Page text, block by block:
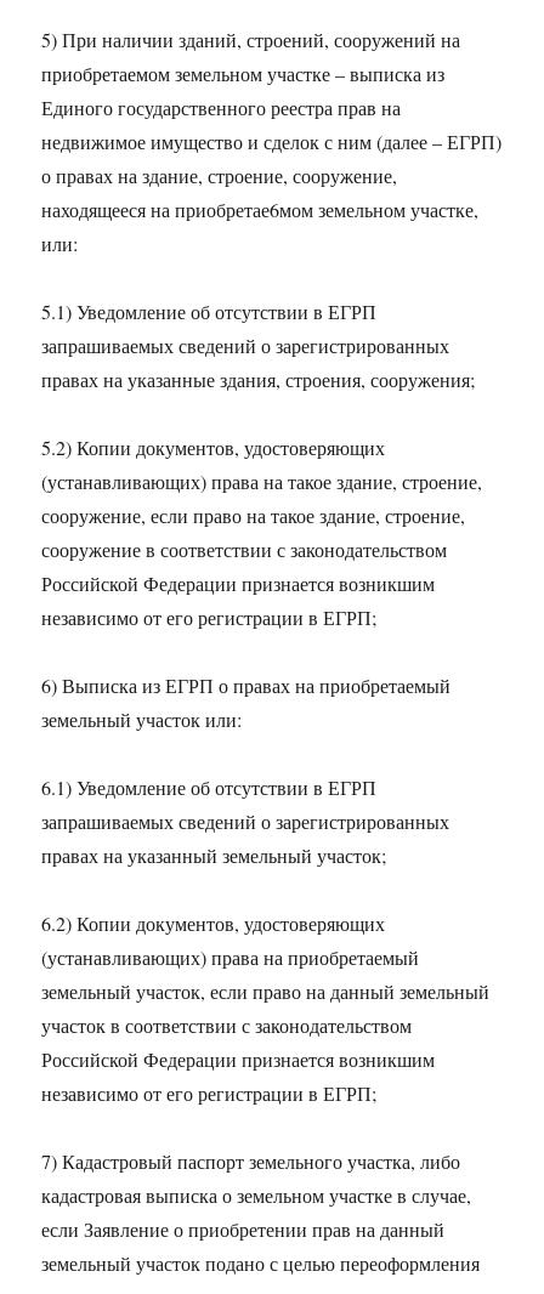
5) При наличии зданий, строений, сооружений на
приобретаемом земельном участке – выписка из
Единого государственного реестра прав на
недвижимое имущество и сделок с ним (далее – ЕГРП)
о правах на здание, строение, сооружение,
находящееся на приобретае6мом земельном участке,
или:
5.1) Уведомление об отсутствии в ЕГРП
запрашиваемых сведений о зарегистрированных
правах на указанные здания, строения, сооружения;
5.2) Копии документов, удостоверяющих
(устанавливающих) права на такое здание, строение,
сооружение, если право на такое здание, строение,
сооружение в соответствии с законодательством
Российской Федерации признается возникшим
независимо от его регистрации в ЕГРП;
6) Выписка из ЕГРП о правах на приобретаемый
земельный участок или:
6.1) Уведомление об отсутствии в ЕГРП
запрашиваемых сведений о зарегистрированных
правах на указанный земельный участок;
6.2) Копии документов, удостоверяющих
(устанавливающих) права на приобретаемый
земельный участок, если право на данный земельный
участок в соответствии с законодательством
Российской Федерации признается возникшим
независимо от его регистрации в ЕГРП;
7) Кадастровый паспорт земельного участка, либо
кадастровая выписка о земельном участке в случае,
если Заявление о приобретении прав на данный
земельный участок подано с целью переоформления